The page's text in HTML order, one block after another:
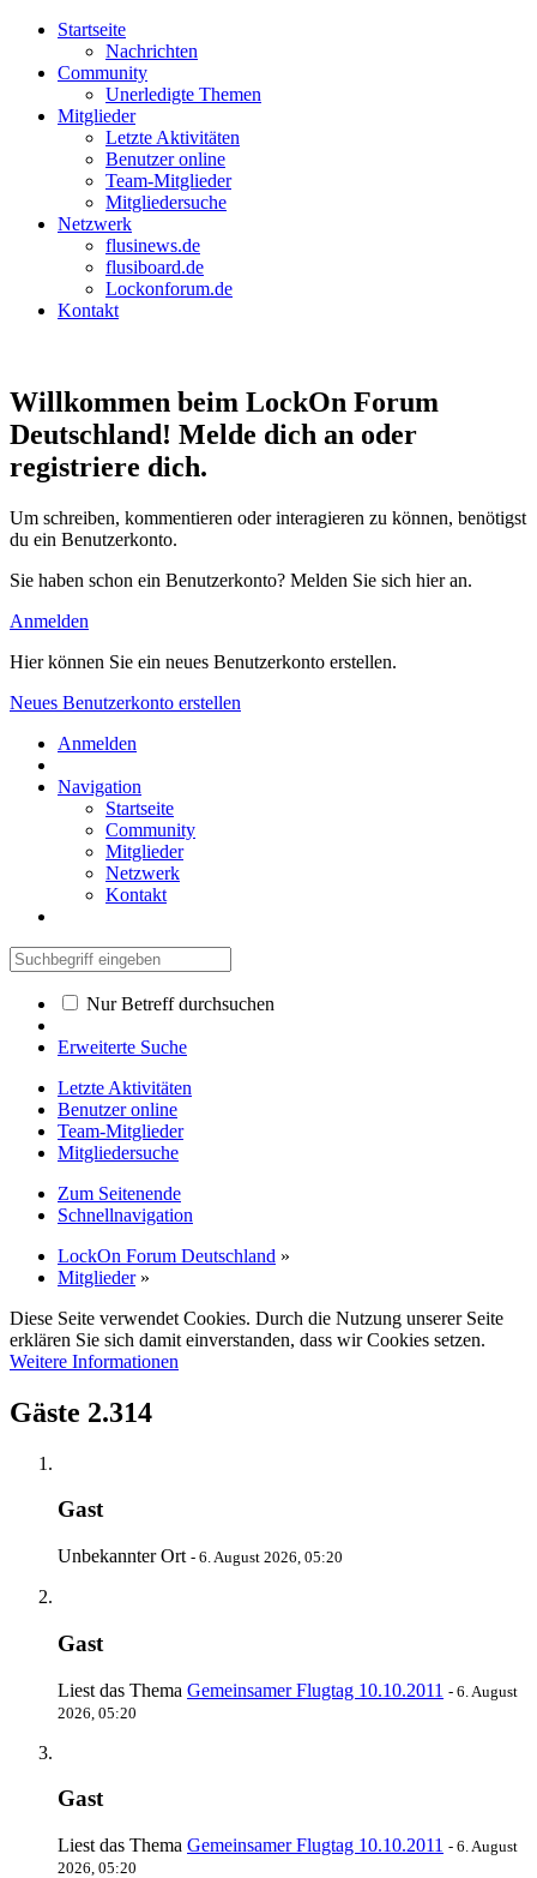
Startseite
Nachrichten
Community
Unerledigte Themen
Mitglieder
Letzte Aktivitäten
Benutzer online
Team-Mitglieder
Mitgliedersuche
Netzwerk
flusinews.de
flusiboard.de
Lockonforum.de
Kontakt
Willkommen beim LockOn Forum
Deutschland! Melde dich an oder
registriere dich.
Um schreiben, kommentieren oder interagieren zu können, benötigst
du ein Benutzerkonto.
Sie haben schon ein Benutzerkonto? Melden Sie sich hier an.
Anmelden
Hier können Sie ein neues Benutzerkonto erstellen.
Neues Benutzerkonto erstellen
Anmelden
Navigation
Startseite
Community
Mitglieder
Netzwerk
Kontakt
Nur Betreff durchsuchen
Erweiterte Suche
Letzte Aktivitäten
Benutzer online
Team-Mitglieder
Mitgliedersuche
Zum Seitenende
Schnellnavigation
LockOn Forum Deutschland »
Mitglieder »
Diese Seite verwendet Cookies. Durch die Nutzung unserer Seite
erklären Sie sich damit einverstanden, dass wir Cookies setzen.
Weitere Informationen
Gäste 2.314
Gast
Unbekannter Ort - 6. August 2026, 05:20
Gast
Liest das Thema Gemeinsamer Flugtag 10.10.2011 - 6. August
2026, 05:20
Gast
Liest das Thema Gemeinsamer Flugtag 10.10.2011 - 6. August
2026, 05:20